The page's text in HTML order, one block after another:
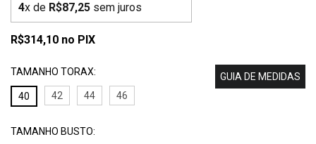
4x de R$87,25 sem juros
R$314,10 no PIX
TAMANHO TORAX:
GUIA DE MEDIDAS
40
42 44 46
TAMANHO BUSTO: